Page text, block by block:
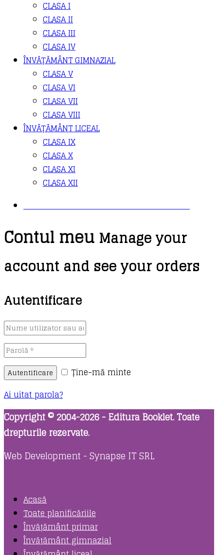
CLASA I
CLASA II
CLASA III
CLASA IV
ÎNVĂȚĂMÂNT GIMNAZIAL
CLASA V
CLASA VI
CLASA VII
CLASA VIII
ÎNVĂȚĂMÂNT LICEAL
CLASA IX
CLASA X
CLASA XI
CLASA XII
PLANIFICĂRI DE LA EDITURA BOOKLET
Contul meu Manage your
account and see your orders
Autentificare
Autentificare
Ține-mă minte
Ai uitat parola?
Copyright © 2004-2026 - Editura Booklet. Toate
drepturile rezervate.
Web Development - Synapse IT SRL
Acasă
Toate planificăriile
Învățământ primar
Învățământ gimnazial